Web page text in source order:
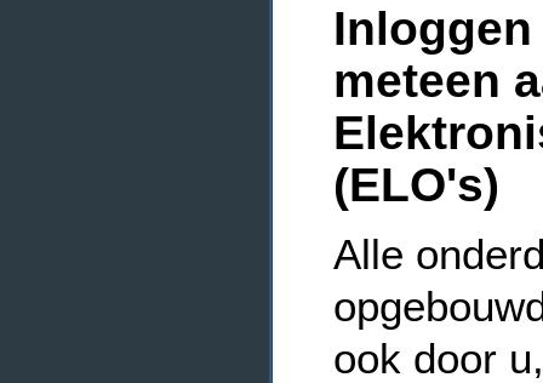
meteen
(ELO's)
Alle
ook door